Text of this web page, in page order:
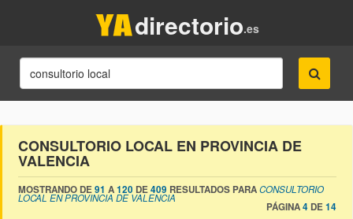
.es
directorio
CONSULTORIO LOCAL EN PROVINCIA DE
VALENCIA
MOSTRANDO DE91 A120 DE409 RESULTADOS PARACONSULTORIO
LOCAL EN PROVINCIA DE VALENCIA
PÁGINA4 DE14